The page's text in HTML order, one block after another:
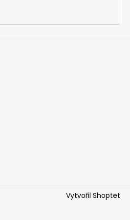
Vytvořil Shoptet